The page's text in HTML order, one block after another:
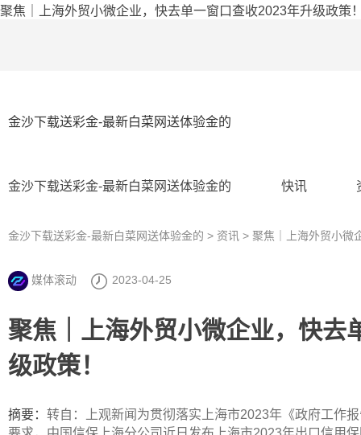
聚焦｜上海外贸小微企业，快去单一窗口查收2023年升级政策
金沙下载送彩金-最新白菜网送体验金的
金沙下载送彩金-最新白菜网送体验金的 快讯
金沙下载送彩金-最新白菜网送体验金的 > 资讯 > 聚焦｜上海外贸小微
媒体滚动 2023-04-25
聚焦｜上海外贸小微企业，快去
级政策！
摘要： 转自：上观新闻为贯彻落实上海市2023年《政府工作